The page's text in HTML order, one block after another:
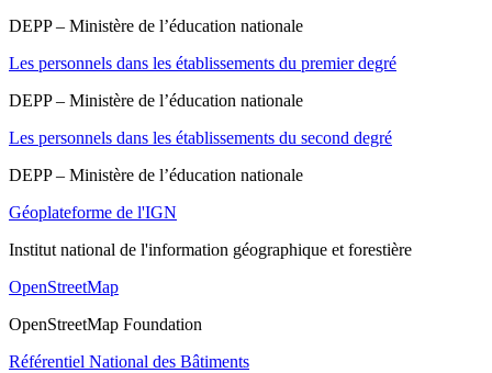
DEPP – Ministère de l’éducation nationale
Les personnels dans les établissements du premier degré
DEPP – Ministère de l’éducation nationale
Les personnels dans les établissements du second degré
DEPP – Ministère de l’éducation nationale
Géoplateforme de l'IGN
Institut national de l'information géographique et forestière
OpenStreetMap
OpenStreetMap Foundation
Référentiel National des Bâtiments